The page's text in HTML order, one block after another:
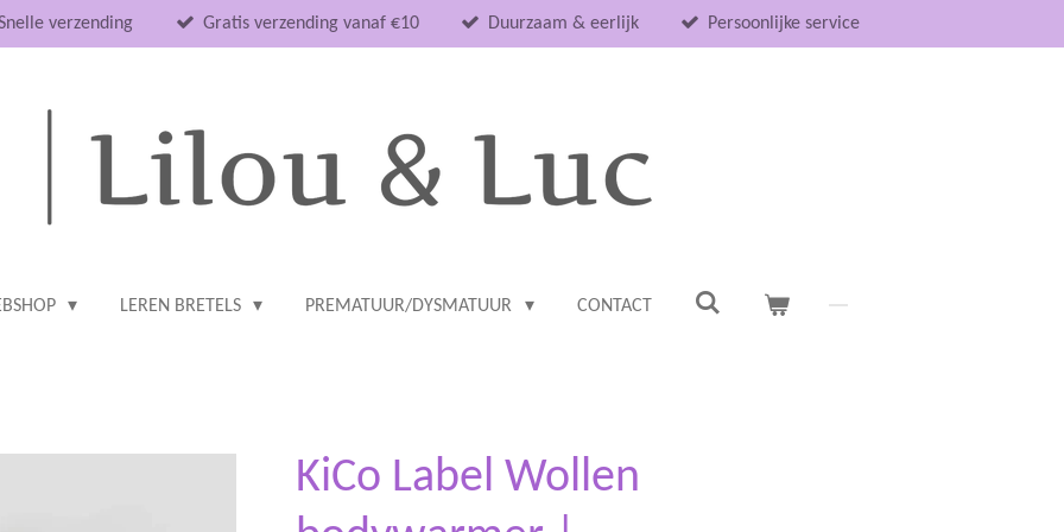
verzending Gratis verzending vanaf €10 Duurzaam & eerlijk Persoonlijke service
LEREN BRETELS PREMATUUR/DYSMATUUR CONTACT
KiCo Label Wollen